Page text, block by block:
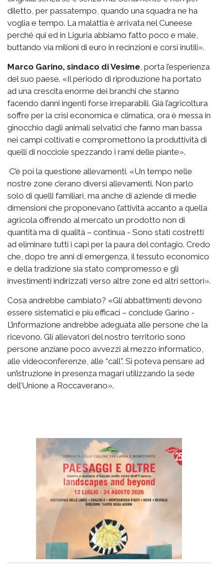
diletto, per passatempo, quando una squadra ne ha
voglia e tempo. La malattia è arrivata nel Cuneese
perché qui ed in Liguria abbiamo fatto poco e male,
buttando via milioni di euro in recinzioni e corsi inutili».
Marco Garino, sindaco di Vesime, porta l’esperienza
del suo paese. «Il periodo di riproduzione ha portato
ad una crescita enorme dei branchi che stanno
facendo danni ingenti forse irreparabili. Già l’agricoltura
soffre per la crisi economica e climatica, ora è messa in
ginocchio dagli animali selvatici che fanno man bassa
nei campi coltivati e compromettono la produttività di
quelli di nocciole spezzando i rami delle piante».
C’è poi la questione allevamenti. «Un tempo nelle
nostre zone c’erano diversi allevamenti. Non parlo
solo di quelli familiari, ma anche di aziende di medie
dimensioni che proponevano l’attività accanto a quella
agricola offrendo al mercato un prodotto non di
quantità ma di qualità – continua - Sono stati costretti
ad eliminare tutti i capi per la paura del contagio. Credo
che, dopo tre anni di emergenza, il tessuto economico
e della tradizione sia stato compromesso e gli
investimenti indirizzati verso altre zone ed altri settori».
Cosa andrebbe cambiato? «Gli abbattimenti devono
essere sistematici e più efficaci – conclude Garino -
L’informazione andrebbe adeguata alle persone che la
ricevono. Gli allevatori del nostro territorio sono
persone anziane poco avvezzi al mezzo informatico,
alle videoconferenze, alle “call”. Si poteva pensare ad
un’istruzione in presenza magari utilizzando la sede
dell’Unione a Roccaverano».